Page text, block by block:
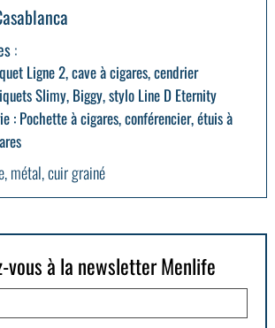
:
Ligne 2, cave à cigares, cendrier
Slimy, Biggy, stylo Line D Eternity
: Pochette à cigares, conférencier, étuis à
métal, cuir grainé
vous à la newsletter Menlife